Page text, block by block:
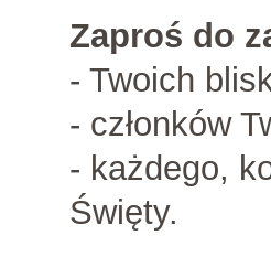
Zaproś do
- Twoich
- członków
- każdego,
Święty.